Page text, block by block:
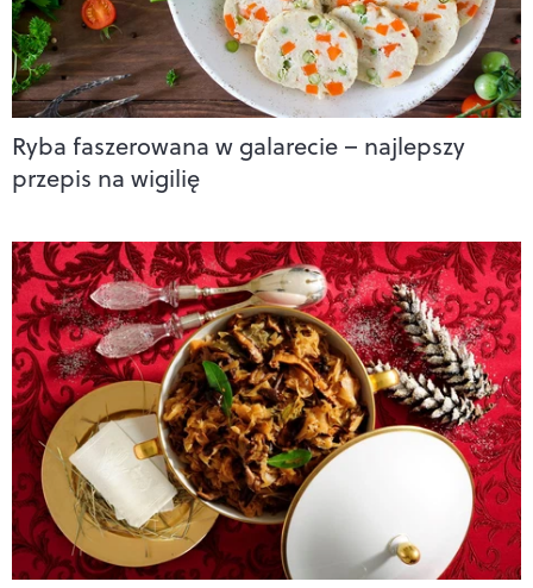
Ryba faszerowana w galarecie – najlepszy
przepis na wigilię